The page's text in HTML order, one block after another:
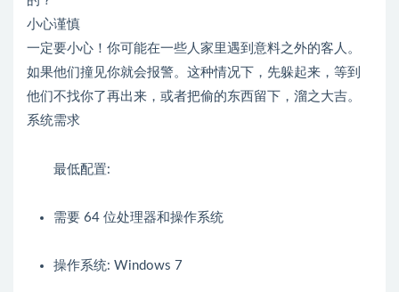
小心谨慎
一定要小心！你可能在一些人家里遇到意料之外的客人。
如果他们撞见你就会报警。这种情况下，先躲起来，等到
他们不找你了再出来，或者把偷的东西留下，溜之大吉。
系统需求
最低配置:
需要 64 位处理器和操作系统
操作系统: Windows 7